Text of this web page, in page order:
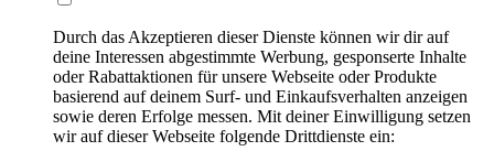
Durch das Akzeptieren dieser Dienste können wir dir auf
deine Interessen abgestimmte Werbung, gesponserte Inhalte
oder Rabattaktionen für unsere Webseite oder Produkte
basierend auf deinem Surf- und Einkaufsverhalten anzeigen
sowie deren Erfolge messen. Mit deiner Einwilligung setzen
wir auf dieser Webseite folgende Drittdienste ein: